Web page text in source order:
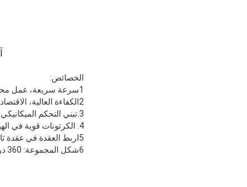
الخصائص:
1سرعة سريعة، عمل محلي، توفير العمل، سهلة التشغيل.
2الكفاءة العالية، الاقتصاد بأسعار معقولة، خفض تكلفة التعبئة والتغليف، خلق الربح
3.تبني التحكم الميكانيكي (أو الإلكتروني) ، الأداء المستقر، القوة الصغيرة، ثلاثة درجات فقط من الكهرباء في اليوم، قوية ودائمة، سهلة الصيانة.
4. الكرتونات قوية في الهيكل، بعض الأجزاء المستوردة من تايوان، ويتم تصفية الآلة بأكملها مع المعيار الوطني
5اربط العقدة في عقدة ثانية واحدة سريعة
6شكل المجموعة: 360 درجة أوتوماتيكية، 1-2 جولات، سهلة التشغيل، آمنة، سهلة البوت